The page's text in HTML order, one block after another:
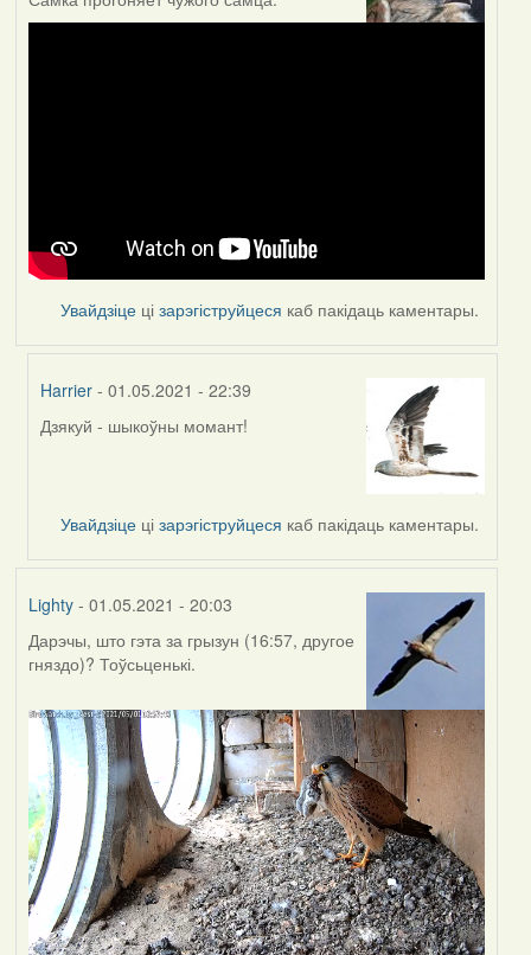
Увайдзіце цізарэгіструйцеся каб пакідаць каментары.
Harrier - 01.05.2021 - 22:39
In
Feather
Дзякуй - шыкоўны момант!
Увайдзіце цізарэгіструйцеся каб пакідаць каментары.
Lighty- 01.05.2021 - 20:03
Дарэчы, што гэта за грызун (16:57, другое
гняздо)? Тоўсьценькі.